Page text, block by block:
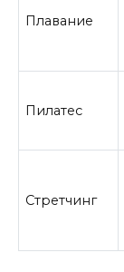
Плавание
Пилатес
Стретчинг